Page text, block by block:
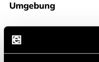
Umgebung
Amphenol Industrial,
Amphenol